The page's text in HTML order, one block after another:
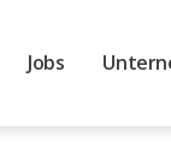
Jobs